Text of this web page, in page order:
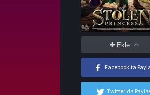
Ekle
Facebook'ta
Twitter'da